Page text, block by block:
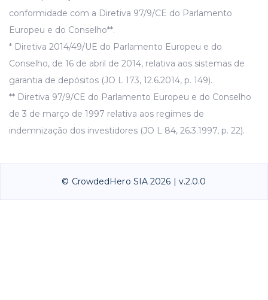
conformidade com a Diretiva 97/9/CE do Parlamento
Europeu e do Conselho**.
* Diretiva 2014/49/UE do Parlamento Europeu e do
Conselho, de 16 de abril de 2014, relativa aos sistemas de
garantia de depósitos (JO L 173, 12.6.2014, p. 149).
** Diretiva 97/9/CE do Parlamento Europeu e do Conselho
de 3 de março de 1997 relativa aos regimes de
indemnização dos investidores (JO L 84, 26.3.1997, p. 22).
© CrowdedHero SIA 2026 | v.2.0.0